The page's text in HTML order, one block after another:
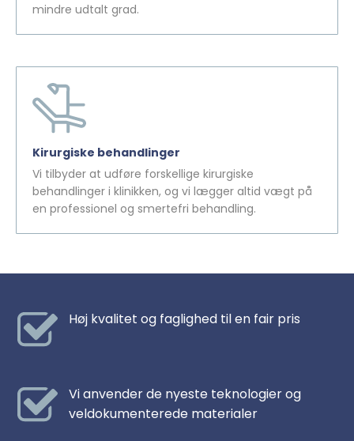
mindre udtalt grad.
Kirurgiske behandlinger
Vi tilbyder at udføre forskellige kirurgiske
behandlinger i klinikken, og vi lægger altid vægt på
en professionel og smertefri behandling.
Høj kvalitet og faglighed til en fair pris
Vi anvender de nyeste teknologier og
veldokumenterede materialer